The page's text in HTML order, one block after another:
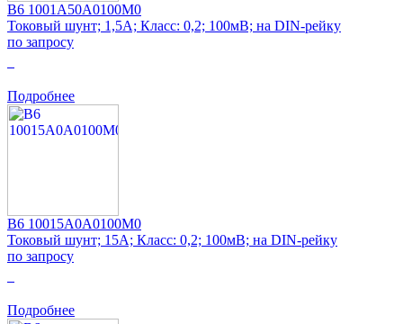
B6 1001A50A0100M0
Токовый шунт; 1,5А; Класс: 0,2; 100мВ; на DIN-рейку
по запросу
Подробнее
B6 10015A0A0100M0
Токовый шунт; 15А; Класс: 0,2; 100мВ; на DIN-рейку
по запросу
Подробнее